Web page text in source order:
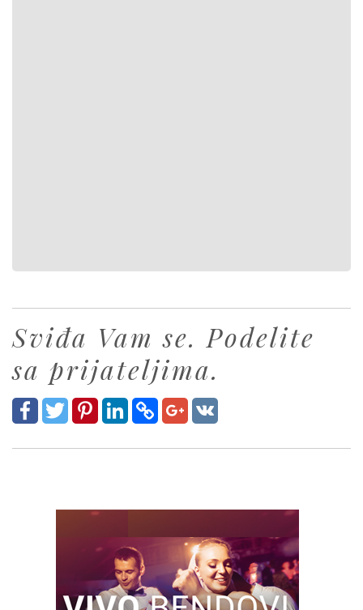
Sviđa Vam se. Podelite
sa prijateljima.